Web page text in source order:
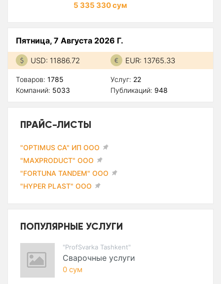
5 335 330 сум
Пятница, 7 Августа 2026 Г.
USD: 11886.72 EUR: 13765.33
Товаров: 1785
Компаний: 5033
Услуг: 22
Публикаций: 948
ПРАЙС-ЛИСТЫ
"OPTIMUS CA" ИП ООО
"MAXPRODUCT" ООО
"FORTUNA TANDEM" ООО
"HYPER PLAST" ООО
ПОПУЛЯРНЫЕ УСЛУГИ
"ProfSvarka Tashkent"
Сварочные услуги
0 сум